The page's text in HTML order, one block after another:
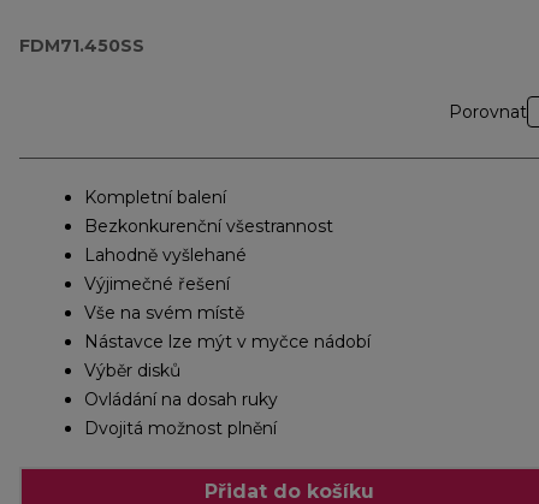
FDM71.450SS
Porovnat
Kompletní balení
Bezkonkurenční všestrannost
Lahodně vyšlehané
Výjimečné řešení
Vše na svém místě
Nástavce lze mýt v myčce nádobí
Výběr disků
Ovládání na dosah ruky
Dvojitá možnost plnění
Přidat do košíku